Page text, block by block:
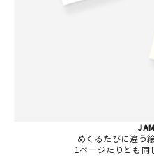
めくるたびに違う
1ページたりとも同